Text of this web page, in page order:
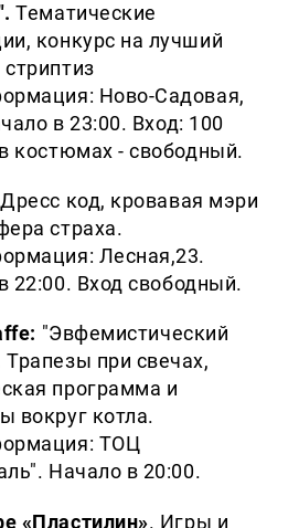
Тематические
конкурс на лучший
Ново-Садовая,
в 23:00. Вход: 100
костюмах - свободный.
код, кровавая мэри
страха.
Лесная,23.
22:00. Вход свободный.
"Эвфемистический
при свечах,
программа и
вокруг котла.
ТОЦ
Начало в 20:00.
«Пластилин». Игры и